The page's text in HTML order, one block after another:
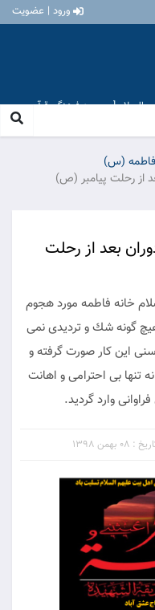
ورود | عضویت
السلام [ موسسه فرهنگی قرآن و
(س)
از رحلت پیامبر (ص)
بعد از رحلت
خانه فاطمه مورد هجوم
گونه شك و ترديدى نمى
اين كار صورت گرفته و
تنها بى احترامى و اهانت
وارد گرديد.
: 08 بهمن 1398